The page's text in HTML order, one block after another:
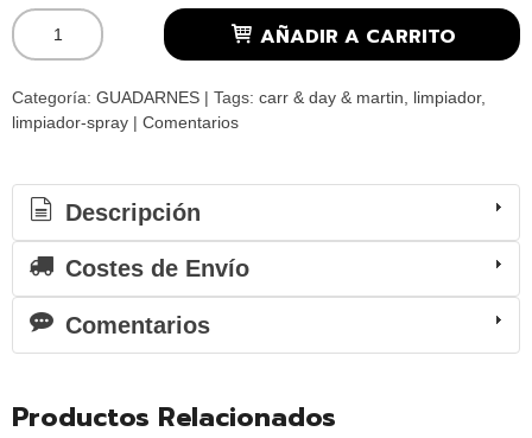
AÑADIR A CARRITO
Categoría: GUADARNES | Tags: carr & day & martin
limpiador
limpiador-spray | Comentarios
Descripción
Costes de Envío
Comentarios
Productos Relacionados